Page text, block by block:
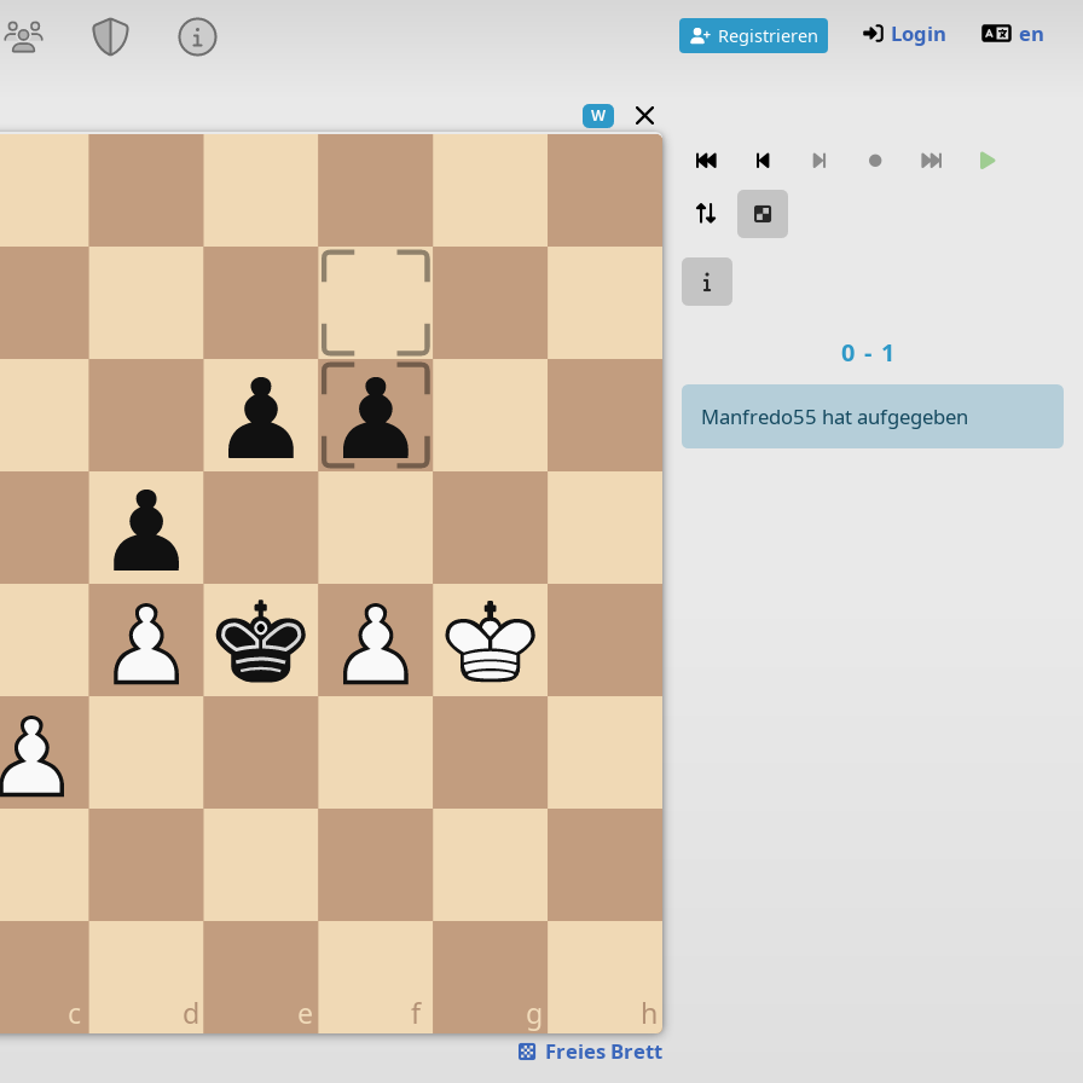
Registrieren Login en
W
c d e f g h
Freies Brett
Zugnavigation
Spielergebnis
0-1
Manfredo55 hat aufgegeben